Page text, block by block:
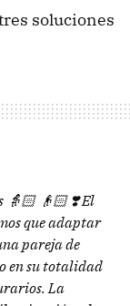
soluciones
👵🏻 👴🏻 ❣️ El
que adaptar
pareja de
en su totalidad
La